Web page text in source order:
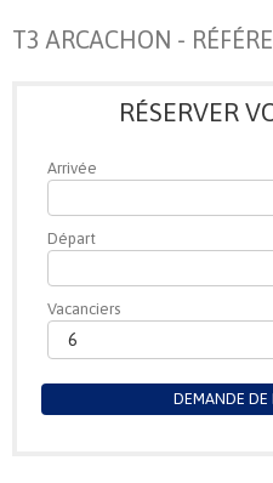
T3 ARCACHON -
RÉSERVER
Arrivée
Départ
Vacanciers
DEMANDE DE